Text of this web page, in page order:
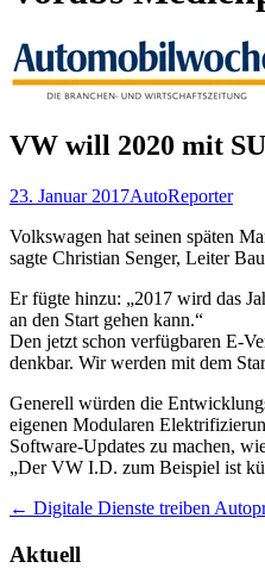
VW will 2020 mit
23. Januar 2017AutoReporter
Volkswagen hat seinen späten
sagte Christian Senger, Leiter
Er fügte hinzu: „2017 wird das
an den Start gehen kann.“
Den jetzt schon verfügbaren E-
denkbar. Wir werden mit dem
Generell würden die
eigenen Modularen
Software-Updates zu machen,
„Der VW I.D. zum Beispiel ist
Post
navigation
← Digitale Dienste treiben
Aktuell